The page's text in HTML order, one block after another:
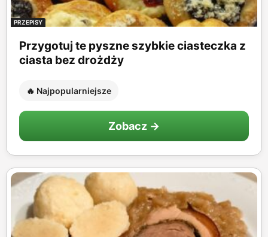
PRZEPISY
Przygotuj te pyszne szybkie ciasteczka z
ciasta bez drożdży
🔥 Najpopularniejsze
Zobacz →